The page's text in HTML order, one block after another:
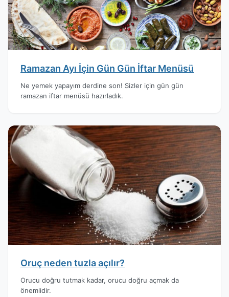
Ramazan Ayı İçin Gün Gün İftar Menüsü
Ne yemek yapayım derdine son! Sizler için gün gün
ramazan iftar menüsü hazırladık.
Oruç neden tuzla açılır?
Orucu doğru tutmak kadar, orucu doğru açmak da
önemlidir.